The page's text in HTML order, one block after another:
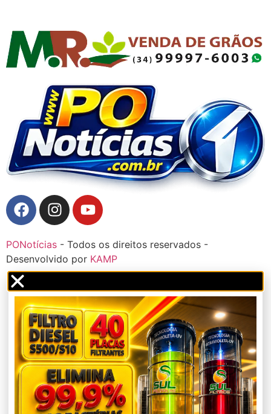
PONotícias - Todos os direitos reservados -
Desenvolvido por KAMP